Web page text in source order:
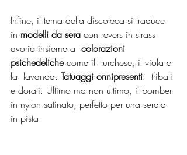
Infine, il tema della discoteca si traduce
in modelli da sera con revers in strass
avorio insieme a colorazioni
psichedeliche come il  turchese, il viola e
la  lavanda. Tatuaggi onnipresenti:  tribali
e dorati. Ultimo ma non ultimo, il bomber
in nylon satinato, perfetto per una serata
in pista.